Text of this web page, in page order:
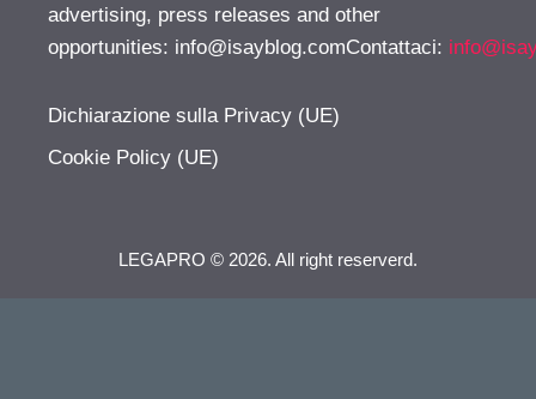
advertising, press releases and other
opportunities: info@isayblog.comContattaci:
Dichiarazione sulla Privacy (UE)
Cookie Policy (UE)
LEGAPRO © 2026. All right reserverd.